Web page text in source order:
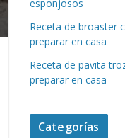
esponjosos
Receta de broaster
preparar en casa
Receta de pavita
preparar en casa
Categorías